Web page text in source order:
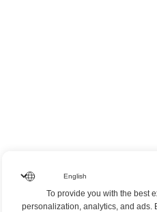
To provide you with the
personalization, analytics, and